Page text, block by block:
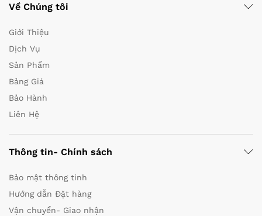
Về Chúng tôi
Giới Thiệu
Dịch Vụ
Sản Phẩm
Bảng Giá
Bảo Hành
Liên Hệ
Thông tin- Chính sách
Bảo mật thông tinh
Hướng dẫn Đặt hàng
Vận chuyển- Giao nhận